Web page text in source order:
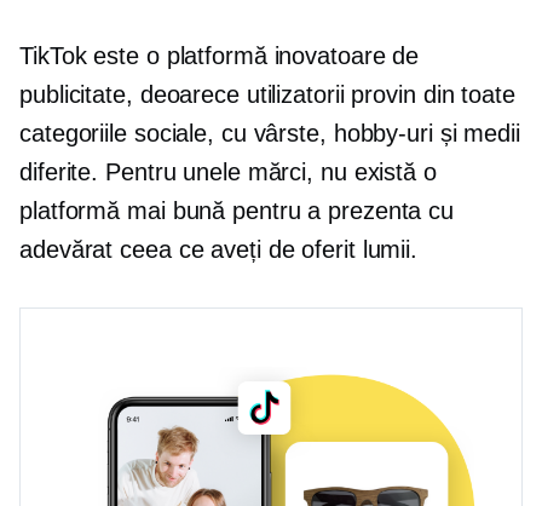
TikTok este o platformă inovatoare de
publicitate, deoarece utilizatorii provin din toate
categoriile sociale, cu vârste, hobby-uri și medii
diferite. Pentru unele mărci, nu există o
platformă mai bună pentru a prezenta cu
adevărat ceea ce aveți de oferit lumii.